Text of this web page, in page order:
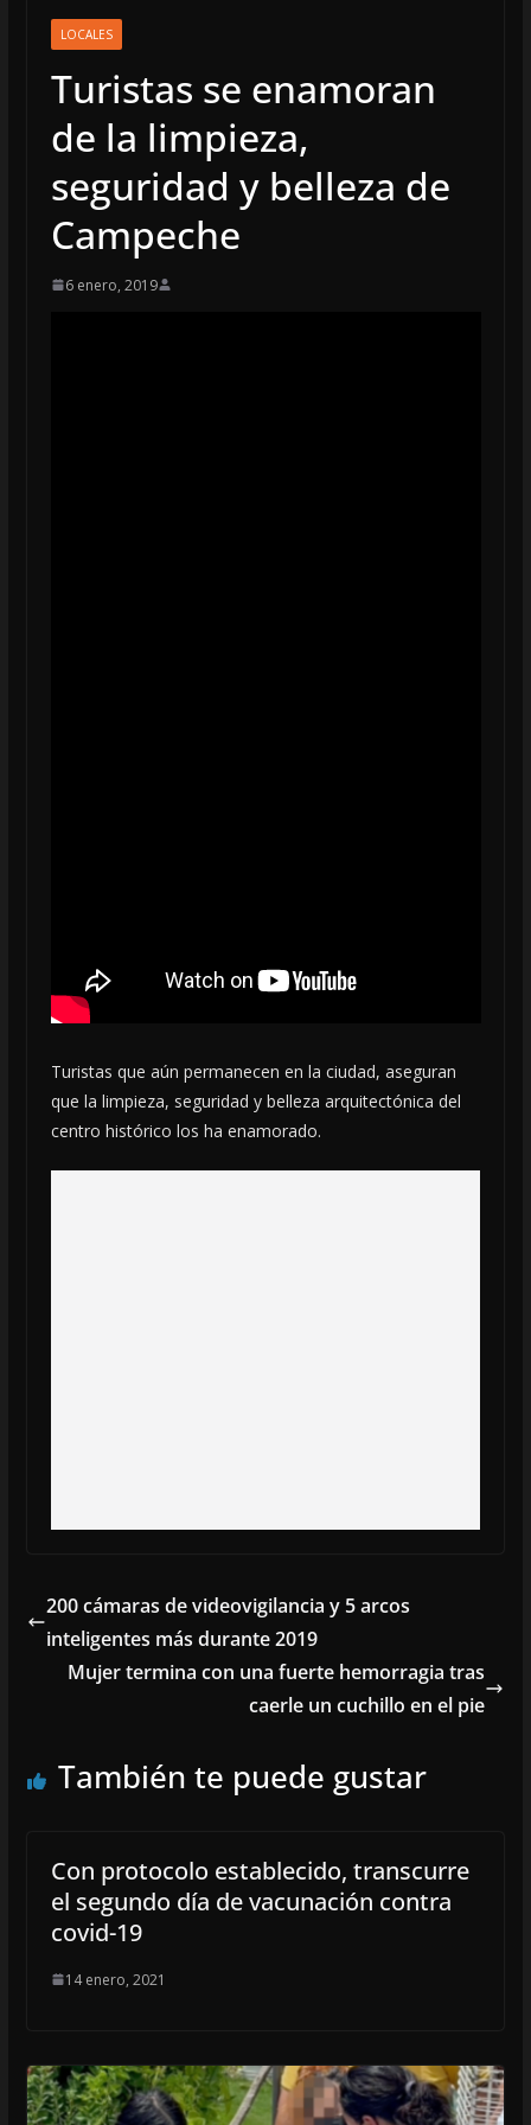
LOCALES
Turistas se enamoran
de la limpieza,
seguridad y belleza de
Campeche
6 enero, 2019
Turistas que aún permanecen en la ciudad, aseguran
que la limpieza, seguridad y belleza arquitectónica del
centro histórico los ha enamorado.
200 cámaras de videovigilancia y 5 arcos
inteligentes más durante 2019
Mujer termina con una fuerte hemorragia tras
caerle un cuchillo en el pie
También te puede gustar
Con protocolo establecido, transcurre
el segundo día de vacunación contra
covid-19
14 enero, 2021